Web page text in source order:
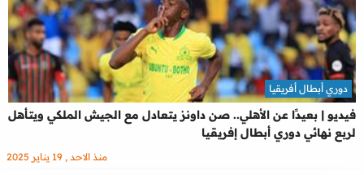
فيديو | بعيدًا عن الأهلي.. صن داونز يتعادل مع الجيش الملكي ويتأهل
لربع نهائي دوري أبطال إفريقيا
دوري أبطال أفريقيا
منذ الاحد , 19 يناير 2025